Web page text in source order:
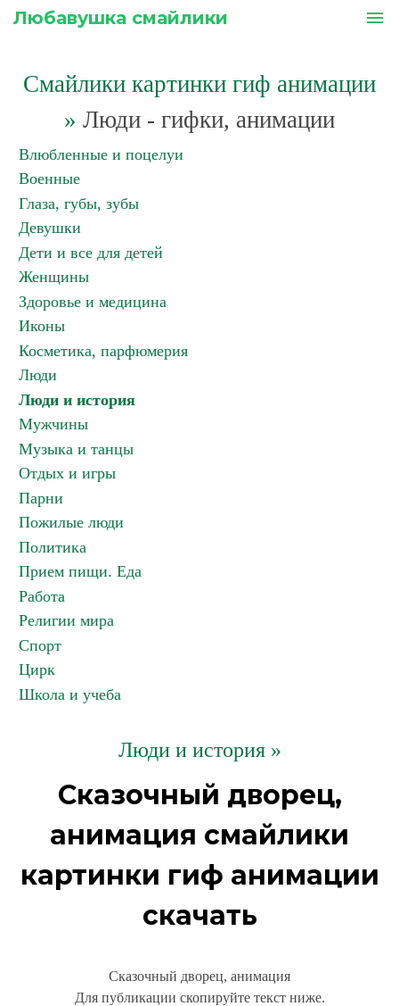
Любавушка смайлики menu
Смайлики картинки гиф анимации
» Люди - гифки, анимации
Влюбленные и поцелуи
Военные
Глаза, губы, зубы
Девушки
Дети и все для детей
Женщины
Здоровье и медицина
Иконы
Косметика, парфюмерия
Люди
Люди и история
Мужчины
Музыка и танцы
Отдых и игры
Парни
Пожилые люди
Политика
Прием пищи. Еда
Работа
Религии мира
Спорт
Цирк
Школа и учеба
Люди и история »
Сказочный дворец,
анимация смайлики
картинки гиф анимации
скачать
Сказочный дворец, анимация
Для публикации скопируйте текст ниже.